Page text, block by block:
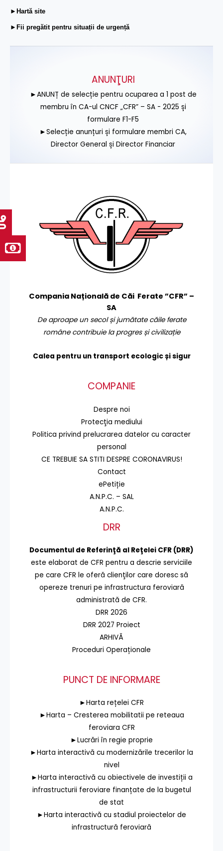
►Hartă site
►Fii pregătit pentru situații de urgență
ANUNŢURI
►ANUNȚ de selecție pentru ocuparea a 1 post de
membru în CA-ul CNCF „CFR” – SA - 2025 și
formulare F1-F5
►Selecție anunțuri și formulare membri CA,
Director General și Director Financiar
Compania Națională de Căi Ferate ”CFR” –
SA
De aproape un secol și jumătate căile ferate
române contribuie la progres și civilizație
Calea pentru un transport ecologic și sigur
COMPANIE
Despre noi
Protecţia mediului
Politica privind prelucrarea datelor cu caracter
personal
CE TREBUIE SA STITI DESPRE CORONAVIRUS!
Contact
ePetiție
A.N.P.C. – SAL
A.N.P.C.
DRR
Documentul de Referinţă al Reţelei CFR (DRR)
este elaborat de CFR pentru a descrie serviciile
pe care CFR le oferă clienţilor care doresc să
opereze trenuri pe infrastructura feroviară
administrată de CFR.
DRR 2026
DRR 2027 Proiect
ARHIVĂ
Proceduri Operaționale
PUNCT DE INFORMARE
►Harta rețelei CFR
►Harta – Cresterea mobilitatii pe reteaua
feroviara CFR
►Lucrări în regie proprie
►Harta interactivă cu modernizările trecerilor la
nivel
►Harta interactivă cu obiectivele de investiții a
infrastructurii feroviare finanțate de la bugetul
de stat
►Harta interactivă cu stadiul proiectelor de
infrastructură feroviară